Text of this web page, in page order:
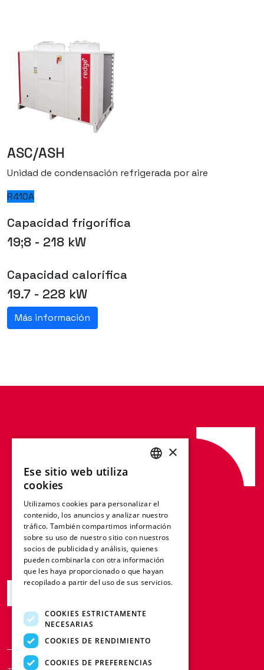
ASC/ASH
Unidad de condensación refrigerada por aire
R410A
Capacidad frigorífica
19;8 - 218 kW
Capacidad calorífica
19.7 - 228 kW
Más información
GERMAN
ITALIAN
SPANISH
DUTCH
×
Ese sitio web utiliza
cookies
Utilizamos cookies para personalizar el
contenido, los anuncios y analizar nuestro
tráfico. También compartimos información
sobre su uso de nuestro sitio con nuestros
socios de publicidad y análisis, quienes
pueden combinarla con otra información
que les haya proporcionado o que hayan
recopilado a partir del uso de sus servicios.
COOKIES ESTRICTAMENTE
NECESARIAS
COOKIES DE RENDIMIENTO
COOKIES DE PREFERENCIAS